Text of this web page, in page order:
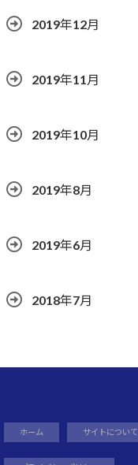
2019年12月
2019年11月
2019年10月
2019年8月
2019年6月
2018年7月
ホーム サイトについて